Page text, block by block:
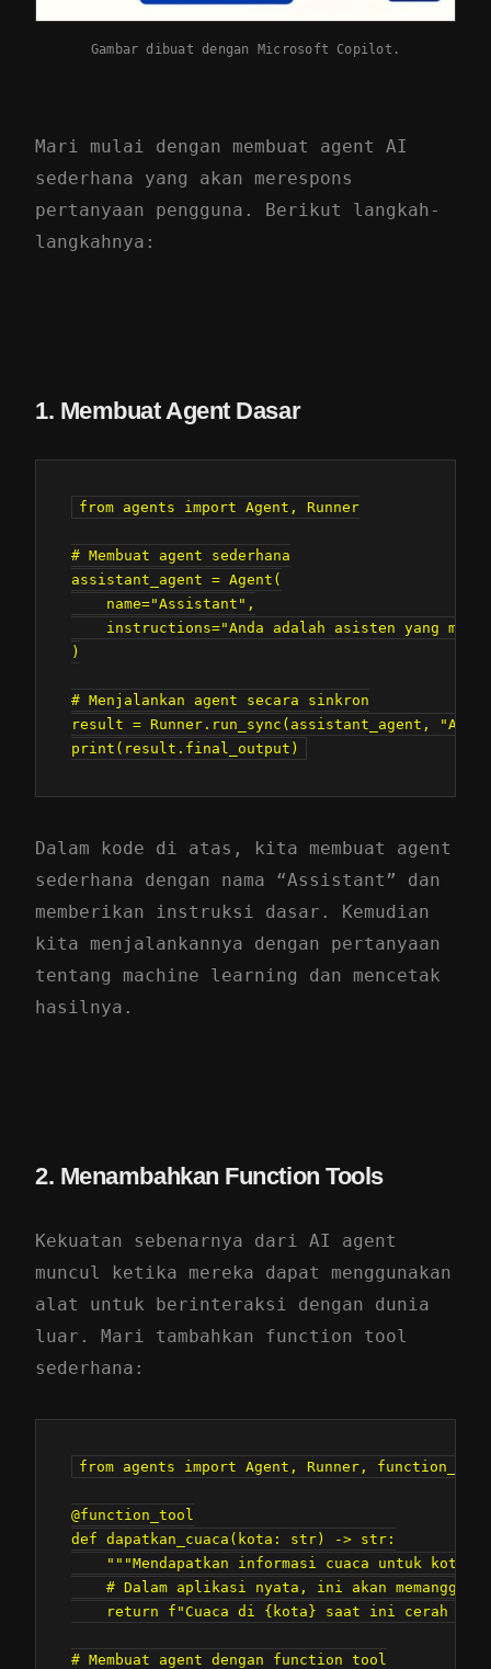
Gambar dibuat dengan Microsoft Copilot.
Mari mulai dengan membuat agent AI
sederhana yang akan merespons
pertanyaan pengguna. Berikut langkah-
langkahnya:
1. Membuat Agent Dasar
from agents import Agent, Runner
# Membuat agent sederhana
assistant_agent = Agent(
    name="Assistant",
instructions="Anda adalah asisten yang
)
# Menjalankan agent secara sinkron
result = Runner.run_sync(assistant_agent, "Apa
Dalam kode di atas, kita membuat agent
sederhana dengan nama “Assistant” dan
memberikan instruksi dasar. Kemudian
kita menjalankannya dengan pertanyaan
tentang machine learning dan mencetak
hasilnya.
2. Menambahkan Function Tools
Kekuatan sebenarnya dari AI agent
muncul ketika mereka dapat menggunakan
alat untuk berinteraksi dengan dunia
luar. Mari tambahkan function tool
sederhana:
from agents import Agent, Runner, function_tool
@function_tool
def dapatkan_cuaca(kota: str) -> str:
"""Mendapatkan informasi cuaca untuk kota
# Dalam aplikasi nyata, ini akan memanggil
return f"Cuaca di {kota} saat ini cerah
# Membuat agent dengan function tool